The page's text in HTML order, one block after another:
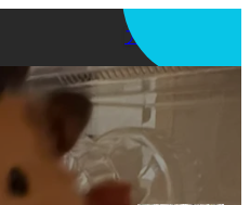
アプリを使う